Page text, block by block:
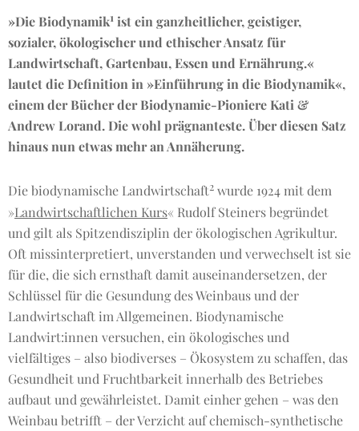
»Die Biodynamik1 ist ein ganzheitlicher, geistiger,
sozialer, ökologischer und ethischer Ansatz für
Landwirtschaft, Gartenbau, Essen und Ernährung.«
lautet die Definition in »Einführung in die Biodynamik«,
einem der Bücher der Biodynamie-Pioniere Kati &
Andrew Lorand. Die wohl prägnanteste. Über diesen Satz
hinaus nun etwas mehr an Annäherung.
Die biodynamische Landwirtschaft2 wurde 1924 mit dem
»Landwirtschaftlichen Kurs« Rudolf Steiners begründet
und gilt als Spitzendisziplin der ökologischen Agrikultur.
Oft missinterpretiert, unverstanden und verwechselt ist sie
für die, die sich ernsthaft damit auseinandersetzen, der
Schlüssel für die Gesundung des Weinbaus und der
Landwirtschaft im Allgemeinen. Biodynamische
Landwirt:innen versuchen, ein ökologisches und
vielfältiges – also biodiverses – Ökosystem zu schaffen, das
Gesundheit und Fruchtbarkeit innerhalb des Betriebes
aufbaut und gewährleistet. Damit einher gehen – was den
Weinbau betrifft – der Verzicht auf chemisch-synthetische